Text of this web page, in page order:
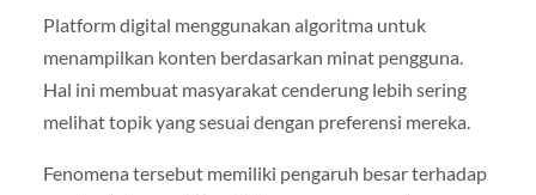
Platform digital menggunakan algoritma untuk
menampilkan konten berdasarkan minat pengguna.
Hal ini membuat masyarakat cenderung lebih sering
melihat topik yang sesuai dengan preferensi mereka.
Fenomena tersebut memiliki pengaruh besar terhadap